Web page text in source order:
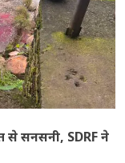
से सनसनी, SDRF ने